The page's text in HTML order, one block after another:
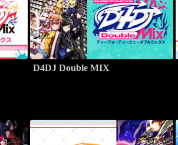
D4DJ Double MIX